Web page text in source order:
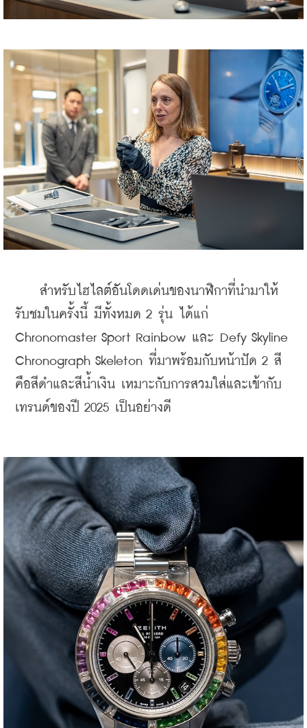
สำหรับไฮไลต์อันโดดเด่นของนาฬิกาที่นำมาให้
รับชมในครั้งนี้ มีทั้งหมด 2 รุ่น ได้แก่
Chronomaster Sport Rainbow และ Defy Skyline
Chronograph Skeleton ที่มาพร้อมกับหน้าปัด 2 สี
คือสีดำและสีน้ำเงิน เหมาะกับการสวมใส่และเข้ากับ
เทรนด์ของปี 2025 เป็นอย่างดี